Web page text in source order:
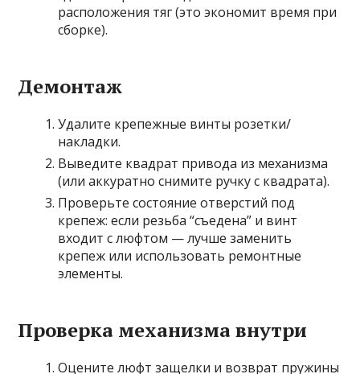
расположения тяг (это экономит время при
сборке).
Демонтаж
Удалите крепежные винты розетки/
накладки.
Выведите квадрат привода из механизма
(или аккуратно снимите ручку с квадрата).
Проверьте состояние отверстий под
крепеж: если резьба “съедена” и винт
входит с люфтом — лучше заменить
крепеж или использовать ремонтные
элементы.
Проверка механизма внутри
Оцените люфт защелки и возврат пружины